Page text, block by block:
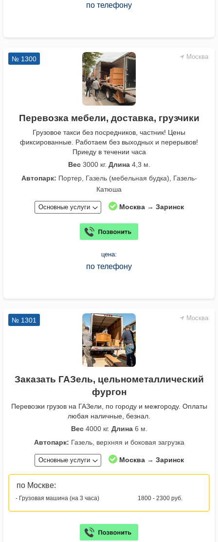
по телефону
Москва
№ 1300
Перевозка мебели, доставка, грузчики
Грузовое такси без посредников, частник! Цены
фиксированные. Работаем без выходных и перерывов!
Приеду в течении часа
Вес3000 кг. Длина4,3 м.
Автопарк: Портер, Газель (мебельная будка), Газель-
Катюша
Основные услуги Москва → Заринск
цена:
по телефону
Москва
№ 1301
Заказать ГАЗель, цельнометаллический
фургон
Перевозки грузов на ГАЗели, по городу и межгороду. Оплаты
любая наличные, безнал.
Вес4000 кг. Длина6 м.
Автопарк: Газель, верхняя и боковая загрузка
Основные услуги Москва → Заринск
по Москве:
- Грузовая машина (на 3 часа) 1800 - 2300 руб.